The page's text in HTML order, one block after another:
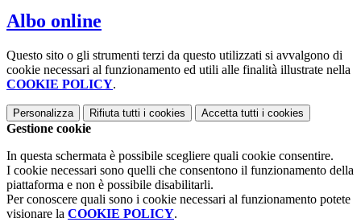
Albo online
Questo sito o gli strumenti terzi da questo utilizzati si avvalgono di
cookie necessari al funzionamento ed utili alle finalità illustrate nella
COOKIE POLICY.
Personalizza Rifiuta tutti i cookies Accetta tutti i cookies
Gestione cookie
In questa schermata è possibile scegliere quali cookie consentire.
I cookie necessari sono quelli che consentono il funzionamento della
piattaforma e non è possibile disabilitarli.
Per conoscere quali sono i cookie necessari al funzionamento potete
visionare la COOKIE POLICY.